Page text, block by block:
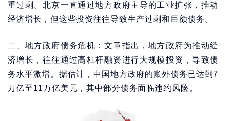
重过剩。北京一直通过地方政府主导的工业扩张，推动
经济增长，但这些投资往往导致生产过剩和巨额债务。
二、地方政府债务危机：文章指出，地方政府为推动经
济增长，往往通过高杠杆融资进行大规模投资，导致债
务水平激增。据估计，中国地方政府的账外债务已达到7
万亿至11万亿美元，其中部分债务面临违约风险。